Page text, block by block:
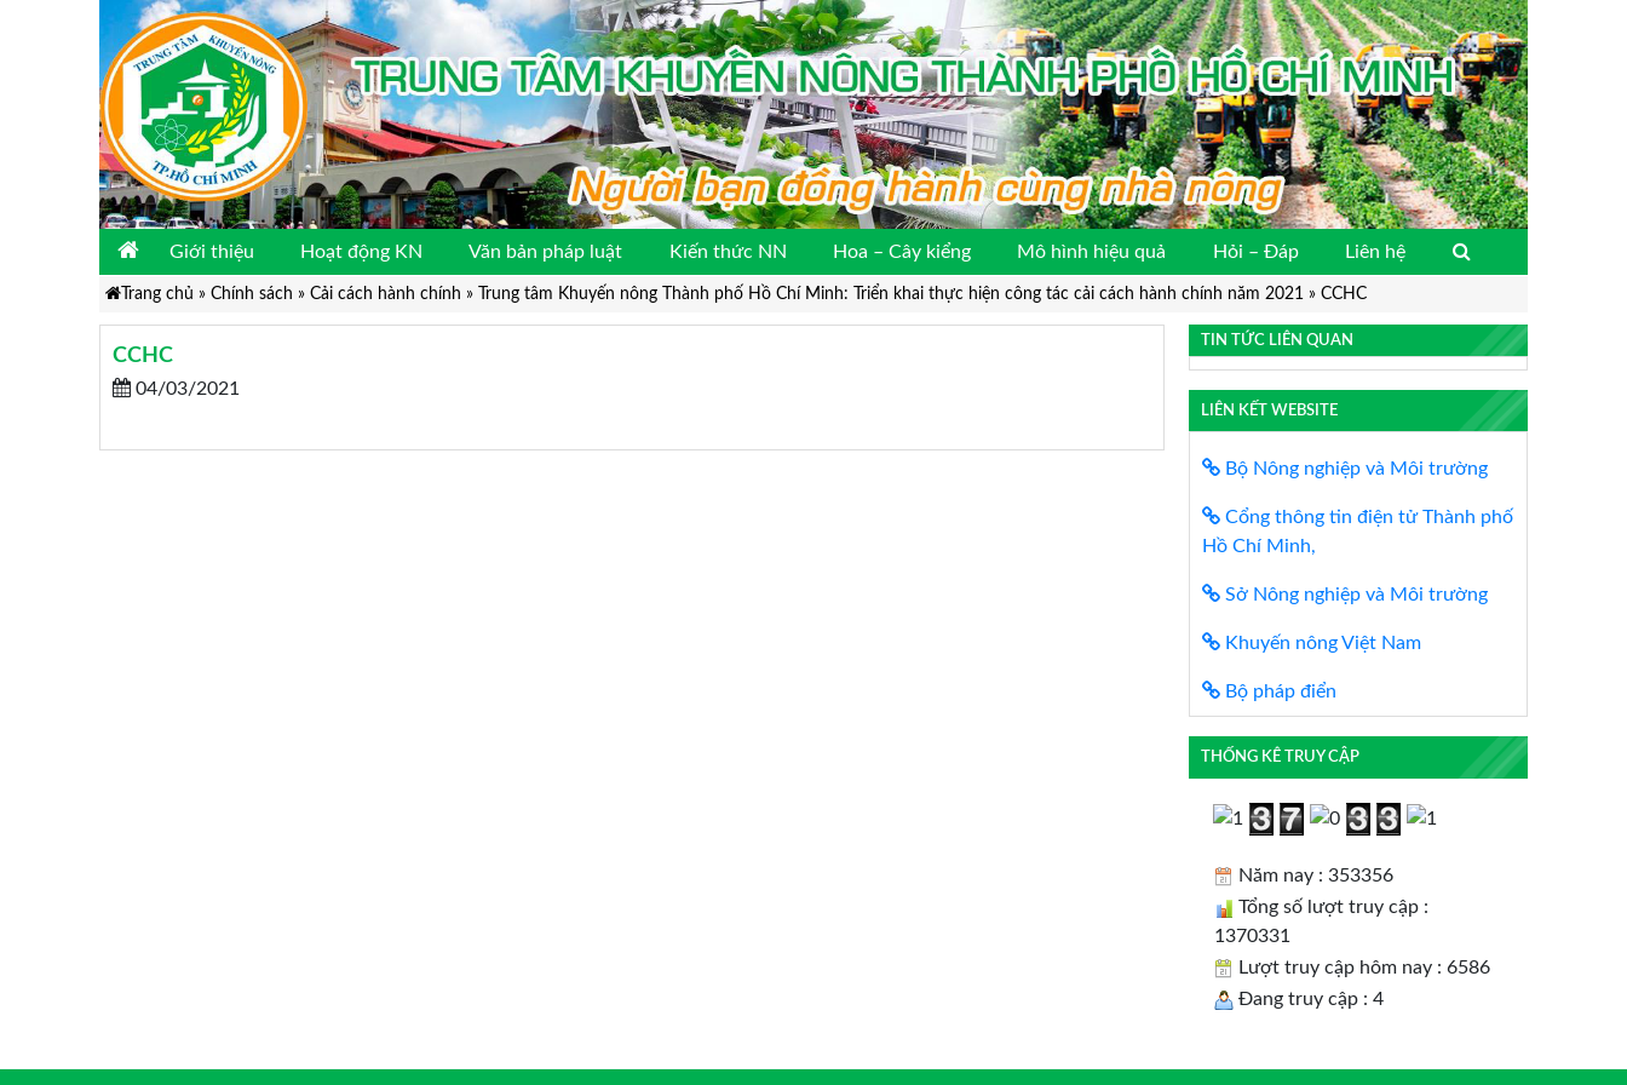
Giới thiệu Hoạt động KN Văn bản pháp luật Kiến thức NN Hoa – Cây kiểng Mô hình hiệu quả Hỏi – Đáp Liên hệ
Trang chủ » Chính sách » Cải cách hành chính » Trung tâm Khuyến nông Thành phố Hồ Chí Minh: Triển khai thực hiện công tác cải cách hành chính năm 2021» CCHC
CCHC
04/03/2021
TIN TỨC LIÊN QUAN
LIÊN KẾT WEBSITE
Bộ Nông nghiệp và Môi trường
Cổng thông tin điện tử Thành phố
Hồ Chí Minh,
Sở Nông nghiệp và Môi trường
Khuyến nông Việt Nam
Bộ pháp điển
THỐNG KÊ TRUY CẬP
Năm nay : 353356
Tổng số lượt truy cập :
1370331
Lượt truy cập hôm nay : 6586
Đang truy cập : 4